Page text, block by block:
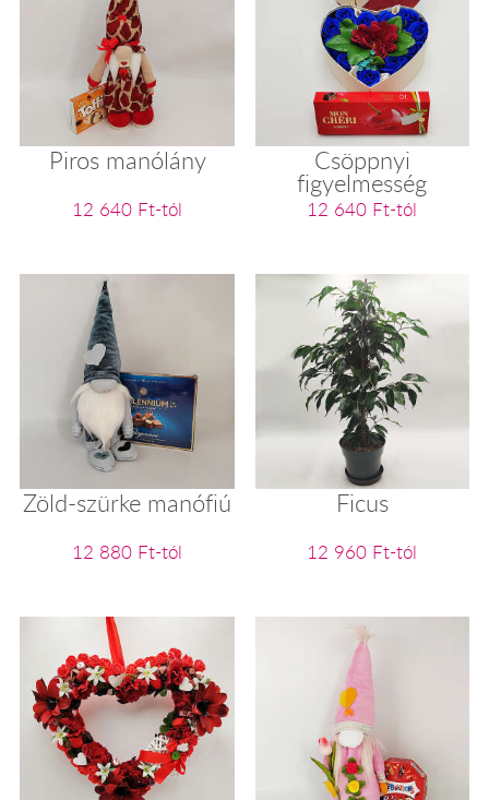
Piros manólány
12 640 Ft-tól
Csöppnyi
figyelmesség
12 640 Ft-tól
Zöld-szürke manófiú
12 880 Ft-tól
Ficus
12 960 Ft-tól